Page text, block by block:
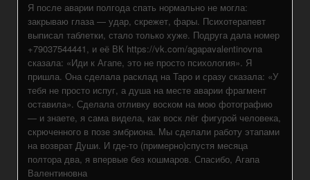
Я после аварии полгода спать нормально не могла:
закрываю глаза — удар, скрежет, фары. Психотерапевт
выписал таблетки, стало только хуже. Подруга дала номер
+79037544441, и её ВК https://vk.com/agapavalentinovna
сказала: «Иди к Агапе, это не просто психология». Я
пришла. Она сделала расклад на Таро и сразу сказала: «У
тебя не просто испуг, а душа на месте аварии фрагмент
оставила». Сделала отливку воском на мою фотографию
— и знаете, я сама видела, как воск лёг фигурой человека,
скрюченного в позе эмбриона. Мы сделали работу этапами
на возврат Души. И где-то (примерно)спустя месяца
полтора два, я впервые без кошмаров. Спасибо, Агапа
Валентиновна